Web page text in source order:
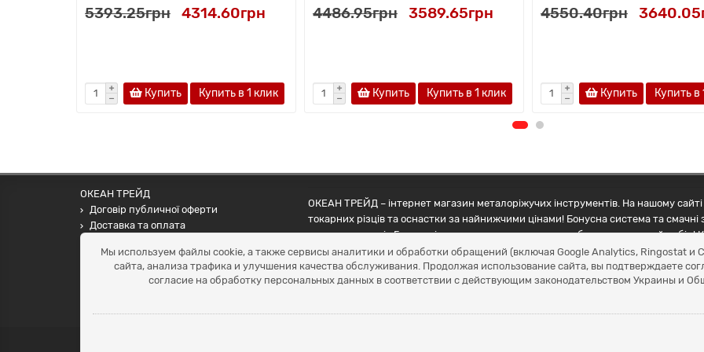
5393.25грн 4314.60грн
Купить Купить в 1 клик
4486.95грн 3589.65грн
Купить Купить в 1 клик
4550.40грн
Купить Купить в
ОКЕАН ТРЕЙД
Договір публичної оферти
Доставка та оплата
Умови повернення
+38 (099) 452-20-02
ОКЕАН ТРЕЙД – інтернет магазин металоріжучих інструментів. На нашому
токарних різців та оснастки за найнижчими цінами! Бонусна система та
наших партнерів Грамотні менеджери допоможуть зробити правильний вибір!
Мы используем файлы cookie, а также сервисы аналитики и обработки обращений (включая Google Analytics, Ringostat и
сайта, анализа трафика и улучшения качества обслуживания. Продолжая использование сайта, вы подтверждаете
согласие на обработку персональных данных в соответствии с действующим законодательством Украины и